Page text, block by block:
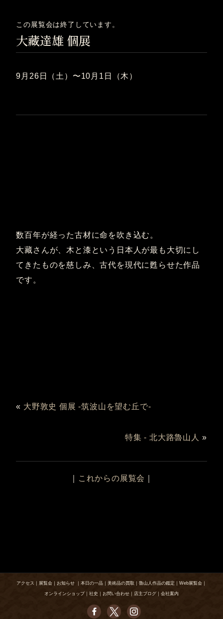
この展覧会は終了しています。
大藏達雄 個展
9月26日（土）〜10月1日（木）
数百年が経った古材に命を吹き込む。
大藏さんが、木と漆という日本人が最も大切にし
てきたものを慈しみ、古代を現代に甦らせた作品
です。
« 大野敦史 個展 -筑波山を望む丘で-
特集 - 北大路魯山人 »
これからの展覧会
アクセス ｜ 展覧会 ｜ お知らせ ｜ 本日の一品 ｜ 美術品の買取 ｜ 魯山人作品の鑑定 ｜ Web展覧会 ｜
オンラインショップ｜ 社史 ｜ お問い合わせ ｜ 店主ブログ ｜ 会社案内